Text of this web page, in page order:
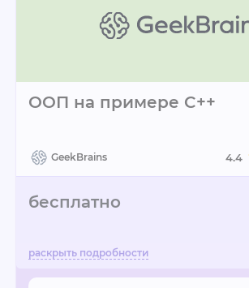
ООП на примере C++
GeekBrains 4.4
бесплатно